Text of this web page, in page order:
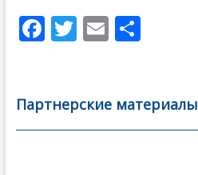
F
b
o
T
er
E
l
О
а
в
Партнерские материалы